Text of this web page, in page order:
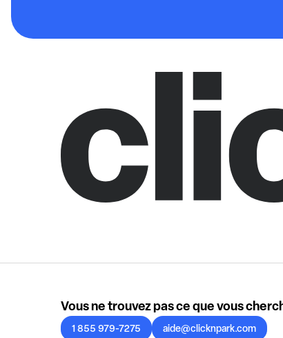
Vous ne trouvez pas ce que vous
1 855 979-7275 aide@clicknpark.com